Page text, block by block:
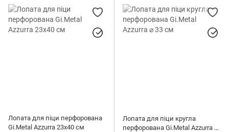
Лопата для піци перфорована
Gi.Metal Azzurra 23х40 см
Лопата для піци кругла
перфорована Gi.Metal Azzurra ⌀